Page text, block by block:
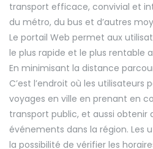
transport efficace, convivial et
du métro, du bus et d’autres
Le portail Web permet aux
le plus rapide et le plus rentable
En minimisant la distance
C’est l’endroit où les utilisateurs
voyages en ville en prenant en
transport public, et aussi obtenir
événements dans la région. Les
la possibilité de vérifier les